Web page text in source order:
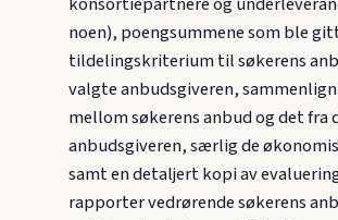
noen), poengsummene som ble
tildelingskriterium til søkerens
valgte anbudsgiveren,
mellom søkerens anbud og det fra
anbudsgiveren, særlig de
samt en detaljert kopi av
rapporter vedrørende søkerens